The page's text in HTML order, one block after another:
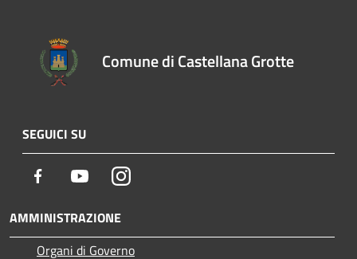
Comune di Castellana Grotte
SEGUICI SU
Facebook YoutubeInstagram
AMMINISTRAZIONE
Organi di Governo